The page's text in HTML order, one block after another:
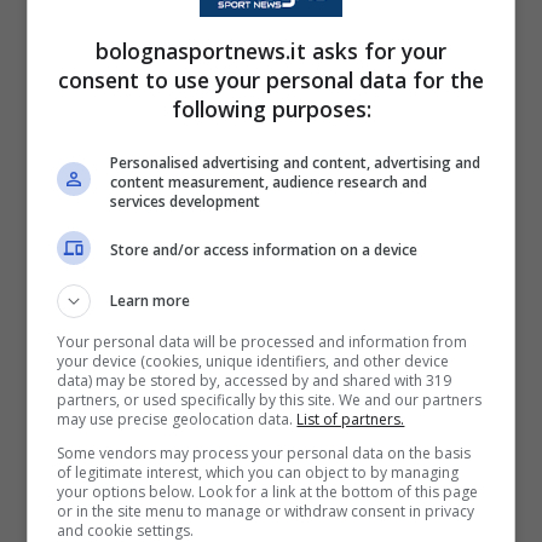
italiani da parte della dirigenza che in estate
ha cercato di aumentare il numero dei talenti
nostrani dopo tanti anni con una percentuale
battuta da formazioni come ilComo.
L’esterno exNapoliè arrivato a Udine dopo
essere stato molto vicino al
che la società partenopeo lo ha provato più
volte a inserire nella trattativa perNdoye. I
felsinei hanno poi deciso di virare su Zortea,
reduce da una stagione pazzesca al Cagliari
con una media reti quasi da attaccante.
bolognasportnews.it asks for your
consent to use your personal data for the
following purposes:
Personalised advertising and content, advertising and
content measurement, audience research and
services development
Store and/or access information on a device
Learn more
Your personal data will be processed and information from
your device (cookies, unique identifiers, and other device
data) may be stored by, accessed by and shared with 319
partners, or used specifically by this site. We and our partners
may use precise geolocation data. List of partners.
Some vendors may process your personal data on the basis
of legitimate interest, which you can object to by managing
your options below. Look for a link at the bottom of this page
or in the site menu to manage or withdraw consent in privacy
and cookie settings.